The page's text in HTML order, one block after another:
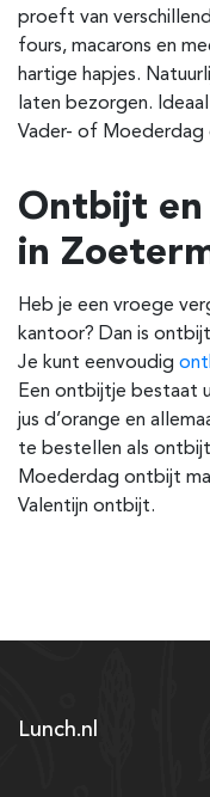
proeft van
fours, macarons en
hartige hapjes.
laten bezorgen.
Vader- of Moederdag
Ontbijt en
in
Heb je een vroege
kantoor? Dan is
Je kunt eenvoudig
Een ontbijtje bestaat
jus d’orange en
te bestellen als
Moederdag ontbijt
Valentijn ontbijt.
Lunch.nl